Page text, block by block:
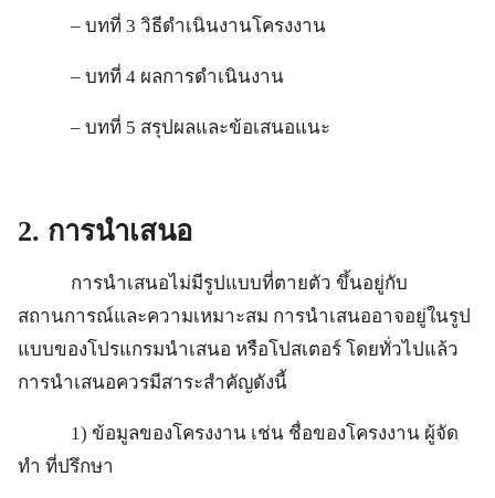
– บทที่ 3 วิธีดำเนินงานโครงงาน
– บทที่ 4 ผลการดำเนินงาน
– บทที่ 5 สรุปผลและข้อเสนอแนะ
2. การนำเสนอ
การนำเสนอไม่มีรูปแบบที่ตายตัว ขึ้นอยู่กับ
สถานการณ์และความเหมาะสม การนำเสนออาจอยู่ในรูป
แบบของโปรแกรมนำเสนอ หรือโปสเตอร์ โดยทั่วไปแล้ว
การนำเสนอควรมีสาระสำคัญดังนี้
1) ข้อมูลของโครงงาน เช่น ชื่อของโครงงาน ผู้จัด
ทำ ที่ปรึกษา